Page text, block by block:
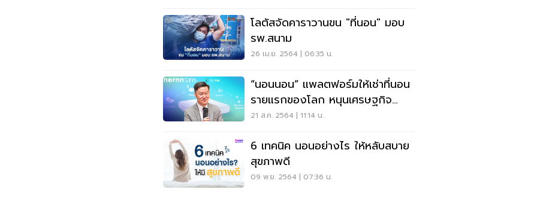
โลตัสจัดคาราวานขน "ที่นอน" มอบ
รพ.สนาม
26 เม.ย. 2564 | 06:35 น.
“นอนนอน” แพลตฟอร์มให้เช่าที่นอน
รายแรกของโลก หนุนเศรษฐกิจ
หมุนเวียน
21 ส.ค. 2564 | 11:14 น.
6 เทคนิค นอนอย่างไร ให้หลับสบาย
สุขภาพดี
09 พ.ย. 2564 | 07:36 น.